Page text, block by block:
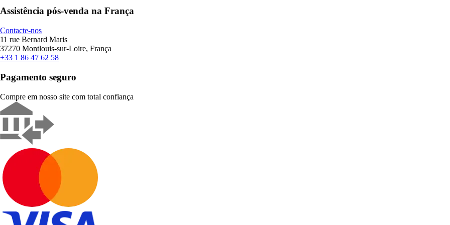
Assistência pós-venda na França
Contacte-nos
11 rue Bernard Maris
37270 Montlouis-sur-Loire, França
+33 1 86 47 62 58
Pagamento seguro
Compre em nosso site com total confiança